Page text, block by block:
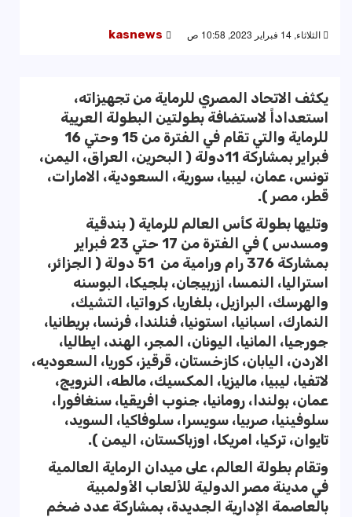
الثلاثاء, 14 فبراير 2023, 10:58 ص kasnews
يكثف الاتحاد المصري للرماية من تجهيزاته،
استعداداً لاستضافة بطولتين البطولة العريية
للرماية والتي تقام في الفترة من 15 وحتي 16
فبراير بمشاركة 11دولة ( البحرين، العراق، اليمن،
تونس، عمان، ليبيا، سورية، السعودية، الامارات،
قطر، مصر ).
وتليها بطولة كأس العالم للرماية ( بندقية
ومسدس ) في الفترة من 17 حتي 23 فبراير
بمشاركة 376 رام ورامية من 51 دولة ( الجزائر،
استراليا، النمسا، ازربيجان، بلجيكا، البوسنه
والهرسك، البرازيل، بلغاريا، كرواتيا، التشيك،
النمارك، اسبانيا، استونيا، فنلندا، فرنسا، بريطانيا،
جورجيا، المانيا، اليونان، المجر، الهند، ايطاليا،
الاردن، اليابان، كازخستان، قرقيز، كوريا، السعوديه،
لاتفيا، ليبيا، ماليزيا، المكسيك، مالطه، النرويج،
عمان، بولندا، رومانيا، جنوب افريقيا، سنغافورا،
سلوفينيا، صربيا، سويسرا، سلوفاكيا، السويد،
تايوان، تركيا، امريكا، اوزباكستان، اليمن ).
وتقام بطولة العالم، على ميدان الرماية العالمية
في مدينة مصر الدولية للألعاب الأولمبية
بالعاصمة الإدارية الجديدة، بمشاركة عدد ضخم